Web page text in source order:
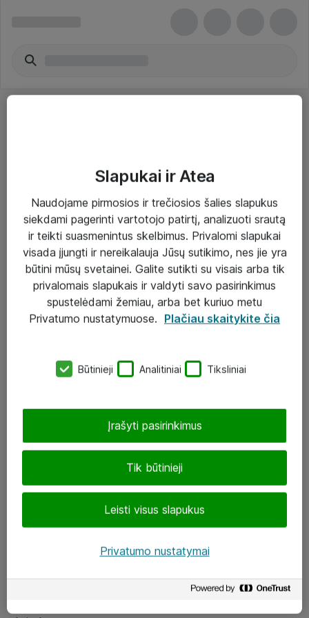
Paslaugos
Sprendimai
Įgyvendinti projektai
Atea ekspertų patarimai verslui
eShop@atea.lt
LinkedIn
Slapukai ir Atea
Naudojame pirmosios ir trečiosios šalies slapukus
siekdami pagerinti vartotojo patirtį, analizuoti srautą
ir teikti suasmenintus skelbimus. Privalomi slapukai
visada įjungti ir nereikalauja Jūsų sutikimo, nes jie yra
būtini mūsų svetainei. Galite sutikti su visais arba tik
privalomais slapukais ir valdyti savo pasirinkimus
spustelėdami žemiau, arba bet kuriuo metu
Privatumo nustatymuose. Plačiau skaitykite čia
Būtinieji Analitiniai Tiksliniai
Tik būtinieji
Leisti visus slapukus
Įrašyti pasirinkimus
Privatumo nustatymai